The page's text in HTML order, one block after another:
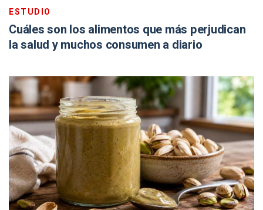
ESTUDIO
Cuáles son los alimentos que más perjudican
la salud y muchos consumen a diario